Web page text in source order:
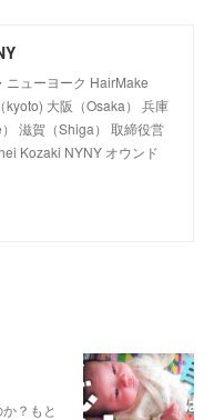
ニューヨーク HairMake
大阪（Osaka） 兵庫
滋賀（Shiga） 取締役営
Kozaki NYNY オウンド
？もと